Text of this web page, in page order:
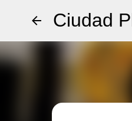
Ciudad